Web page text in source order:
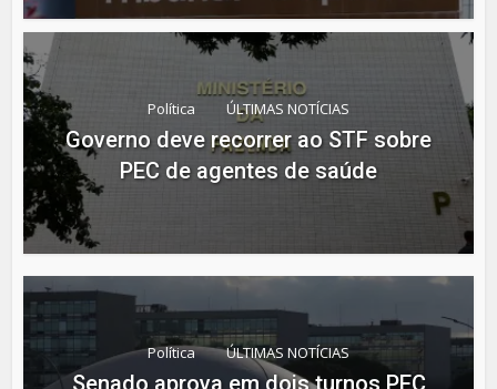
Política ÚLTIMAS NOTÍCIAS
Governo deve recorrer ao STF sobre
PEC de agentes de saúde
Política ÚLTIMAS NOTÍCIAS
Senado aprova em dois turnos PEC